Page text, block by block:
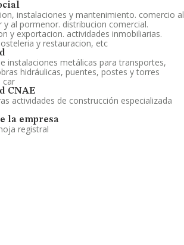
instalaciones y mantenimiento. comercio al
y al pormenor. distribucion comercial.
y exportacion. actividades inmobiliarias.
y restauracion, etc
instalaciones metálicas para transportes,
hidráulicas, puentes, postes y torres
car
CNAE
actividades de construcción especializada
la empresa
registral